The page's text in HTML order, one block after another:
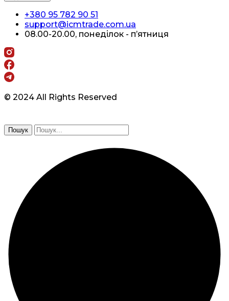
+380 95 782 90 51
support@icmtrade.com.ua
08.00-20.00, понеділок - п’ятниця
© 2024 All Rights Reserved
Пошук